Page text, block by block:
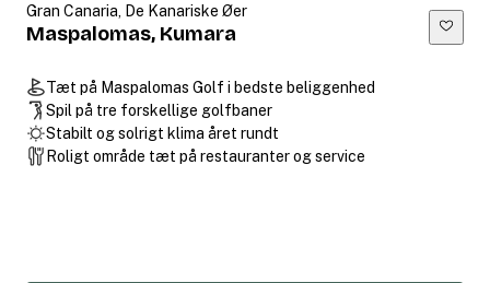
Gran Canaria, De Kanariske Øer
Maspalomas, Kumara
Tæt på Maspalomas Golf i bedste beliggenhed
Spil på tre forskellige golfbaner
Stabilt og solrigt klima året rundt
Roligt område tæt på restauranter og service